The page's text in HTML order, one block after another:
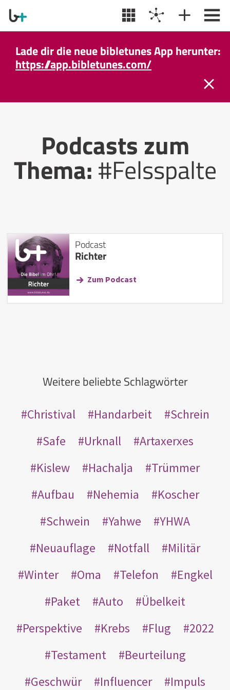
Lade dir die neue bibletunes App herunter:
https://app.bibletunes.com/
Podcasts zum
Thema:#Felsspalte
Podcast
Richter
Zum Podcast
Weitere beliebte Schlagwörter
Christival Handarbeit
Schrein
Safe
Urknall
Artaxerxes
Kislew
Hachalja
Trümmer
Aufbau
Nehemia
Koscher
Schwein
Yahwe
YHWA
Neuauflage
Notfall
Militär
Winter
Oma Telefon
Engkel
Paket
Auto
Übelkeit
Perspektive
Krebs Flug
2022
Testament
Beurteilung
Geschwür
Influencer
Impuls